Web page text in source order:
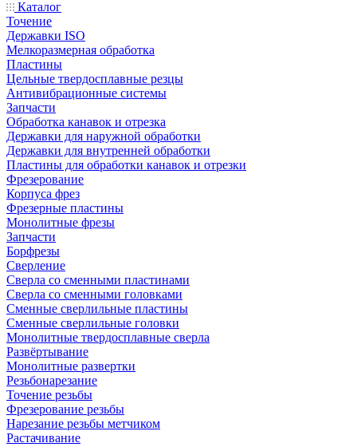
Каталог
Точение
Державки ISO
Мелкоразмерная обработка
Пластины
Цельные твердосплавные резцы
Антивибрационные системы
Запчасти
Обработка канавок и отрезка
Державки для наружной обработки
Державки для внутренней обработки
Пластины для обработки канавок и отрезки
Фрезерование
Корпуса фрез
Фрезерные пластины
Монолитные фрезы
Запчасти
Борфрезы
Сверление
Сверла со сменными пластинами
Сверла со сменными головками
Сменные сверлильные пластины
Сменные сверлильные головки
Монолитные твердосплавные сверла
Развёртывание
Монолитные развертки
Резьбонарезание
Точение резьбы
Фрезерование резьбы
Нарезание резьбы метчиком
Растачивание